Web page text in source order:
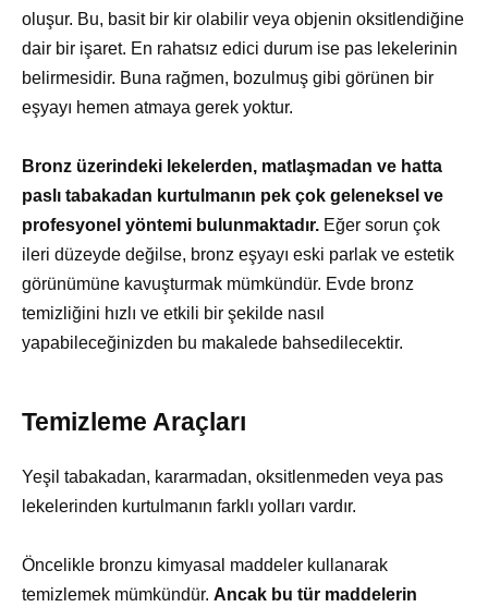
oluşur. Bu, basit bir kir olabilir veya objenin oksitlendiğine
dair bir işaret. En rahatsız edici durum ise pas lekelerinin
belirmesidir. Buna rağmen, bozulmuş gibi görünen bir
eşyayı hemen atmaya gerek yoktur.
Bronz üzerindeki lekelerden, matlaşmadan ve hatta
paslı tabakadan kurtulmanın pek çok geleneksel ve
profesyonel yöntemi bulunmaktadır. Eğer sorun çok
ileri düzeyde değilse, bronz eşyayı eski parlak ve estetik
görünümüne kavuşturmak mümkündür. Evde bronz
temizliğini hızlı ve etkili bir şekilde nasıl
yapabileceğinizden bu makalede bahsedilecektir.
Temizleme Araçları
Yeşil tabakadan, kararmadan, oksitlenmeden veya pas
lekelerinden kurtulmanın farklı yolları vardır.
Öncelikle bronzu kimyasal maddeler kullanarak
temizlemek mümkündür. Ancak bu tür maddelerin